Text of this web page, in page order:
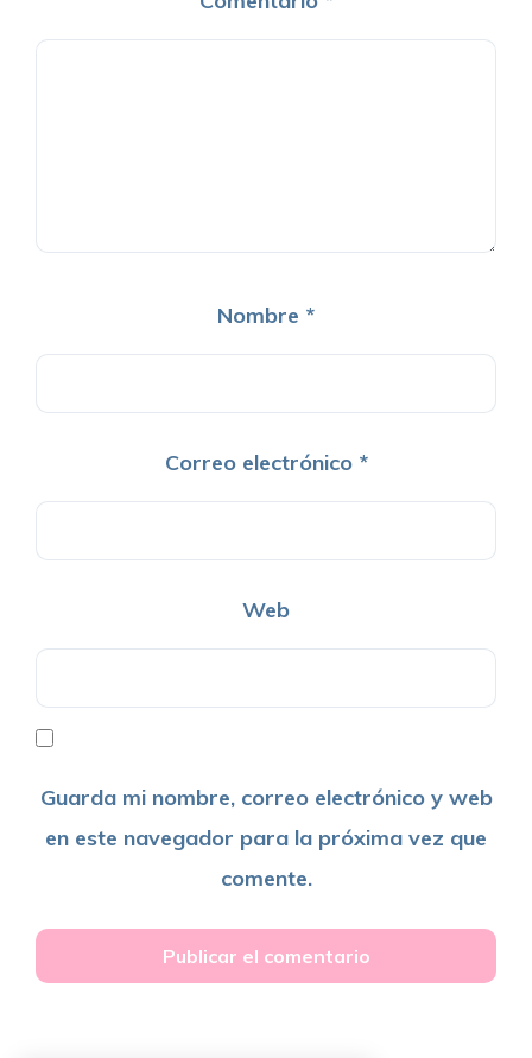
Nombre *
Correo electrónico *
Web
Guarda mi nombre, correo electrónico y web
en este navegador para la próxima vez que
comente.